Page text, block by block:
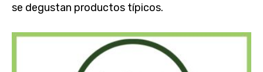
se degustan productos típicos.